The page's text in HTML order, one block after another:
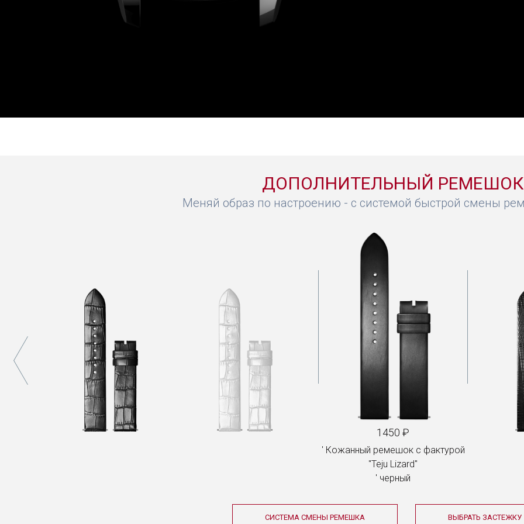
ДОПОЛНИТЕЛЬНЫЙ РЕМЕШОК
Меняй образ по настроению - с системой быстрой смены
1450 ₽
Кожанный ремешок с фактурой
"Teju Lizard"
черный
СИСТЕМА СМЕНЫ РЕМЕШКА ВЫБРАТЬ ЗАСТЕЖКУ